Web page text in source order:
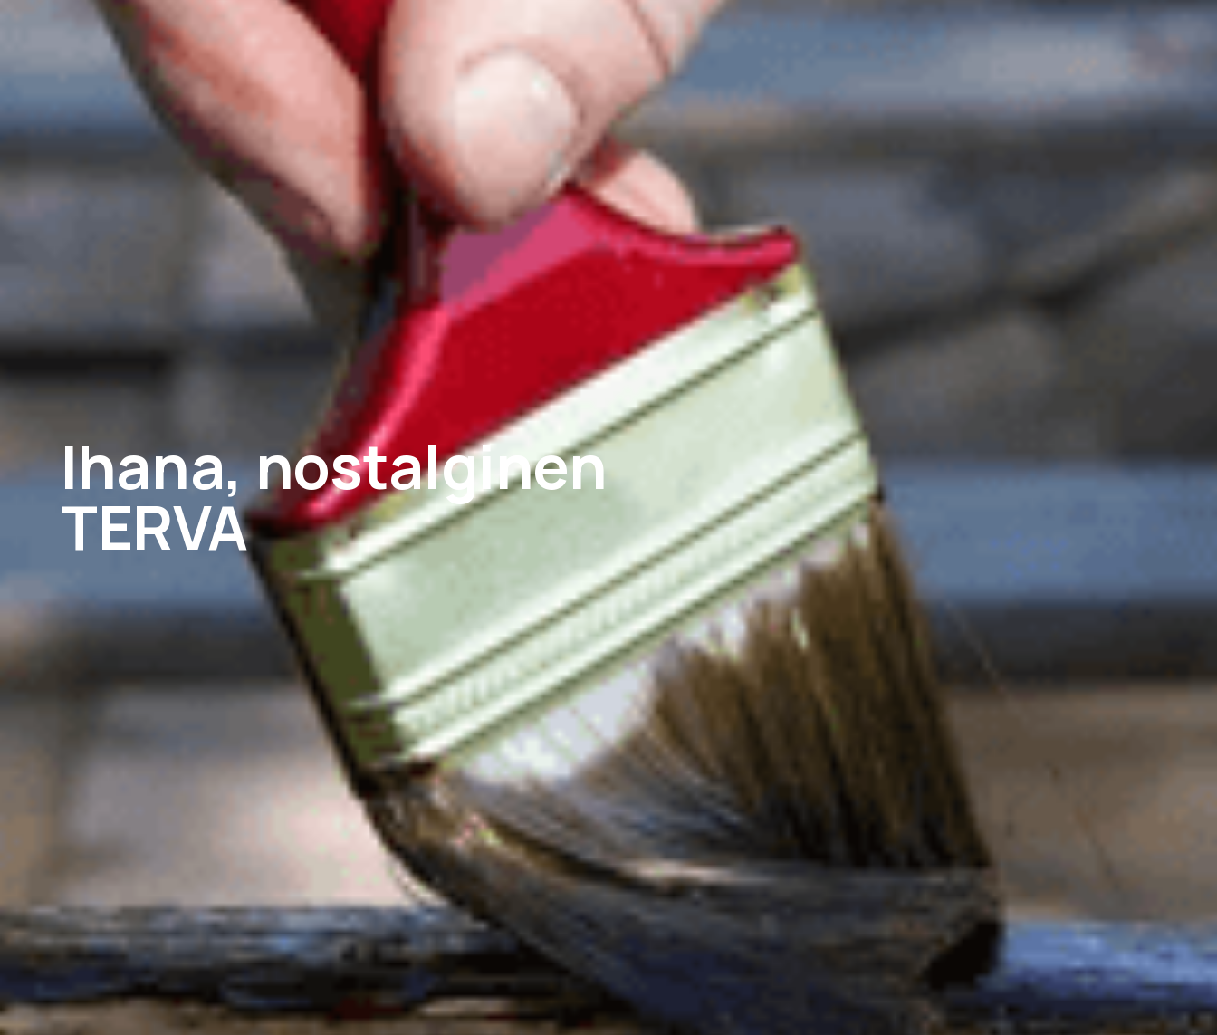
Ihana, nostalginen
TERVA